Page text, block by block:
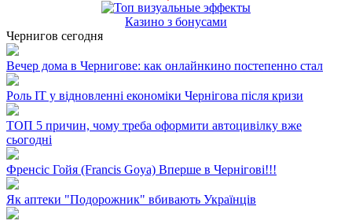
Казино з бонусами
Чернигов сегодня
Вечер дома в Чернигове: как онлайнкино постепенно стал
Роль ІТ у відновленні економіки Чернігова після кризи
ТОП 5 причин, чому треба оформити автоцивілку вже
сьогодні
Френсіс Гойя (Francis Goya) Вперше в Чернігові!!!
Як аптеки "Подорожник" вбивають Українців